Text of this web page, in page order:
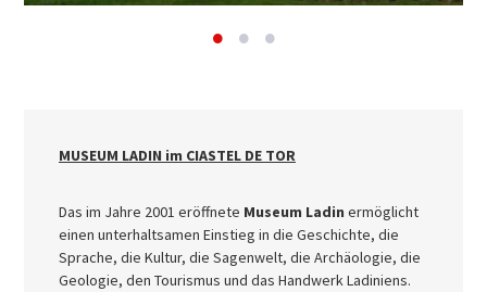
MUSEUM LADIN im CIASTEL DE TOR
Das im Jahre 2001 eröffnete Museum Ladin ermöglicht
einen unterhaltsamen Einstieg in die Geschichte, die
Sprache, die Kultur, die Sagenwelt, die Archäologie, die
Geologie, den Tourismus und das Handwerk Ladiniens.